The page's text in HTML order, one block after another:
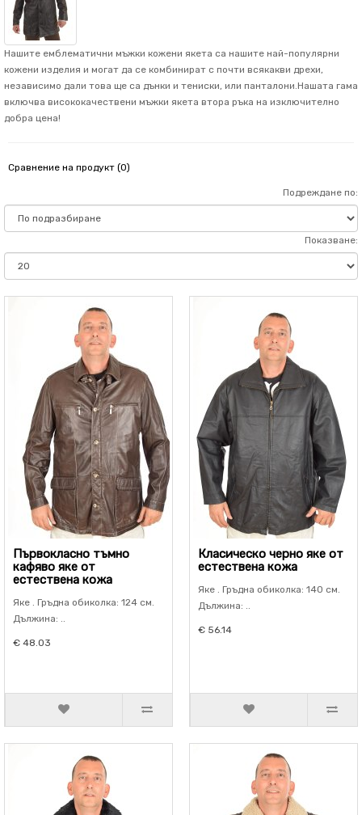
Нашите емблематични мъжки кожени якета са нашите най-популярни
кожени изделия и могат да се комбинират с почти всякакви дрехи,
независимо дали това ще са дънки и тениски, или панталони.Нашата гама
включва висококачествени мъжки якета втора ръка на изключително
добра цена!
Сравнение на продукт (0)
Подреждане по:
Показване:
Първокласно тъмно
кафяво яке от
естествена кожа
Яке . Гръдна обиколка: 124 см.
Дължина: ..
€ 48.03
Класическо черно яке от
естествена кожа
Яке . Гръдна обиколка: 140 см.
Дължина: ..
€ 56.14